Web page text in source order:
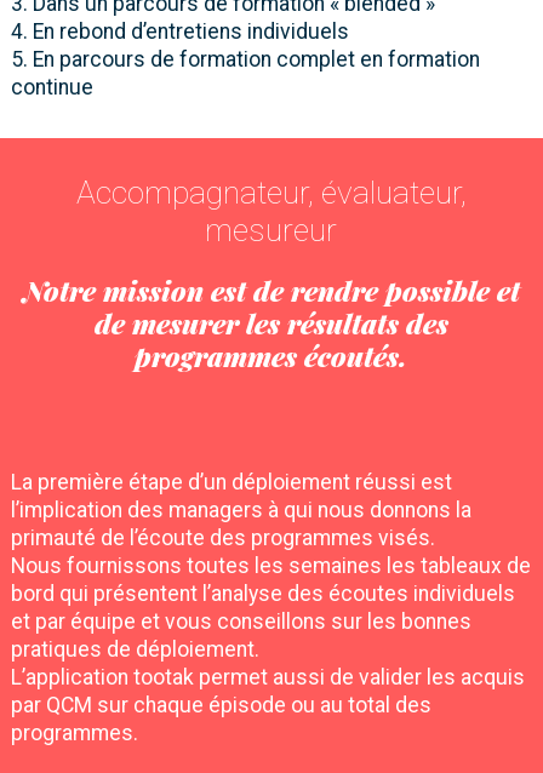
4. En rebond d’entretiens individuels
5. En parcours de formation complet en formation
continue
Accompagnateur, évaluateur,
mesureur
Notre mission est de rendre possible et
de mesurer les résultats des
programmes écoutés.
La première étape d’un déploiement réussi est
l’implication des managers à qui nous donnons la
primauté de l’écoute des programmes visés.
Nous fournissons toutes les semaines les tableaux de
bord qui présentent l’analyse des écoutes individuels
et par équipe et vous conseillons sur les bonnes
pratiques de déploiement.
L’application tootak permet aussi de valider les acquis
par QCM sur chaque épisode ou au total des
programmes.